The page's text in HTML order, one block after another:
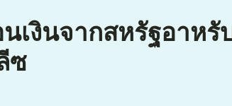
เงินจากสหรัฐอาหรั
ซ